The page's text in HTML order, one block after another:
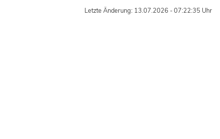
Letzte Änderung: 13.07.2026 - 07:22:35 Uhr